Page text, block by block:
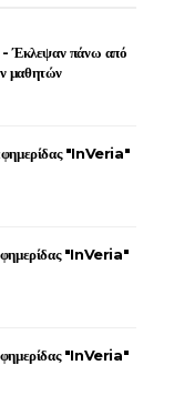
Έκλεψαν πάνω από
μαθητών
"InVeria"
"InVeria"
"InVeria"